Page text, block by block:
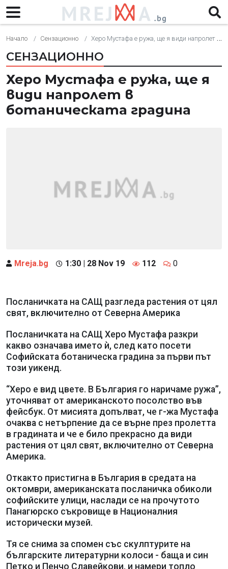
Начало Сензационно Херо Мустафа е ружа, ще я види напролет в ботаническата градина
СЕНЗАЦИОННО
Херо Мустафа е ружа, ще я
види напролет в
ботаническата градина
Mreja.bg 1:30 | 28 Nov 19 112 0
Посланичката на САЩ разгледа растения от цял
свят, включително от Северна Америка
Посланичката на САЩ Херо Мустафа разкри
какво означава името ѝ, след като посети
Софийската ботаническа градина за първи път
този уикенд.
“Херо е вид цвете. В България го наричаме ружа”,
уточняват от американското посолство във
фейсбук. От мисията допълват, че г-жа Мустафа
очаква с нетърпение да се върне през пролетта
в градината и че е било прекрасно да види
растения от цял свят, включително от Северна
Америка.
Откакто пристигна в България в средата на
октомври, американската посланичка обиколи
софийските улици, наслади се на прочутото
Панагюрско съкровище в Националния
исторически музей.
Тя се снима за спомен със скулптурите на
българските литературни колоси - баща и син
Петко и Пенчо Славейкови, и намери топло